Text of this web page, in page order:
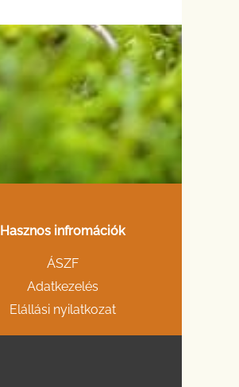
Hasznos infromációk
ÁSZF
Adatkezelés
Elállási nyilatkozat